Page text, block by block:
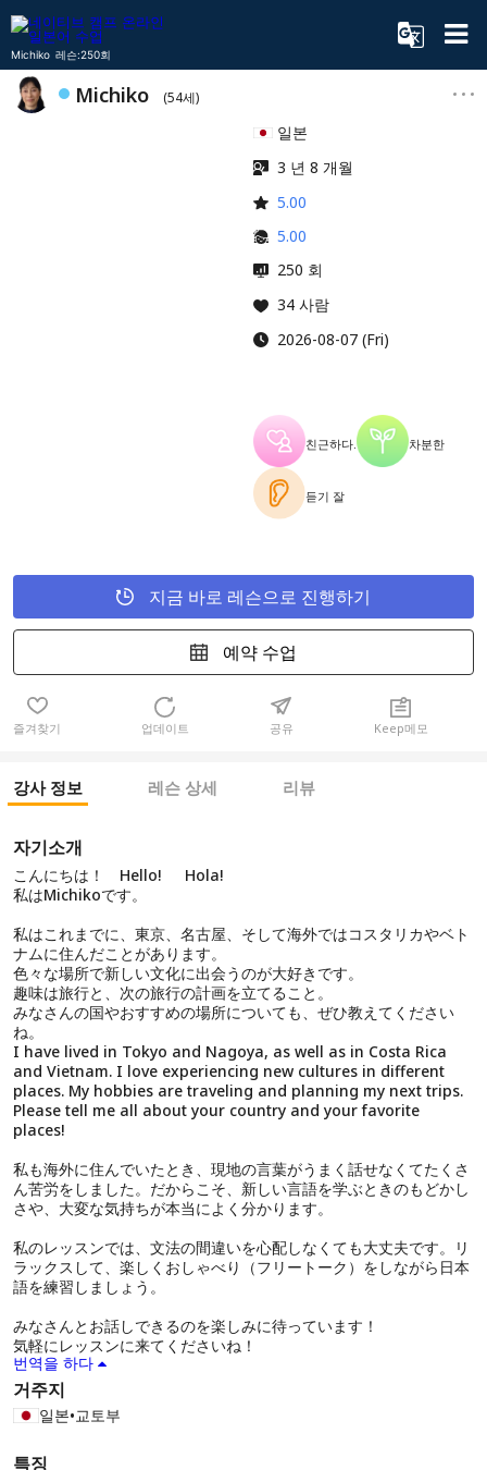
Michiko 레슨:250회
Michiko (54세)
일본
3 년 8 개월
5.00
5.00
250 회
34 사람
2026-08-07 (Fri)
친근하다. 차분한
듣기 잘
지금 바로 레슨으로 진행하기
예약 수업
즐겨찾기 업데이트 공유 Keep메모
강사 정보 레슨 상세 리뷰
자기소개
こんにちは！ Hello! Hola!
私はMichikoです。
私はこれまでに、東京、名古屋、そして海外ではコスタリカやベト
ナムに住んだことがあります。
色々な場所で新しい文化に出会うのが大好きです。
趣味は旅行と、次の旅行の計画を立てること。
みなさんの国やおすすめの場所についても、ぜひ教えてください
ね。
I have lived in Tokyo and Nagoya, as well as in Costa Rica
and Vietnam. I love experiencing new cultures in different
places. My hobbies are traveling and planning my next trips.
Please tell me all about your country and your favorite
places!
私も海外に住んでいたとき、現地の言葉がうまく話せなくてたくさ
ん苦労をしました。だからこそ、新しい言語を学ぶときのもどかし
さや、大変な気持ちが本当によく分かります。
私のレッスンでは、文法の間違いを心配しなくても大丈夫です。リ
ラックスして、楽しくおしゃべり（フリートーク）をしながら日本
語を練習しましょう。
みなさんとお話しできるのを楽しみに待っています！
気軽にレッスンに来てくださいね！
번역을 하다
거주지
일본•교토부
특징